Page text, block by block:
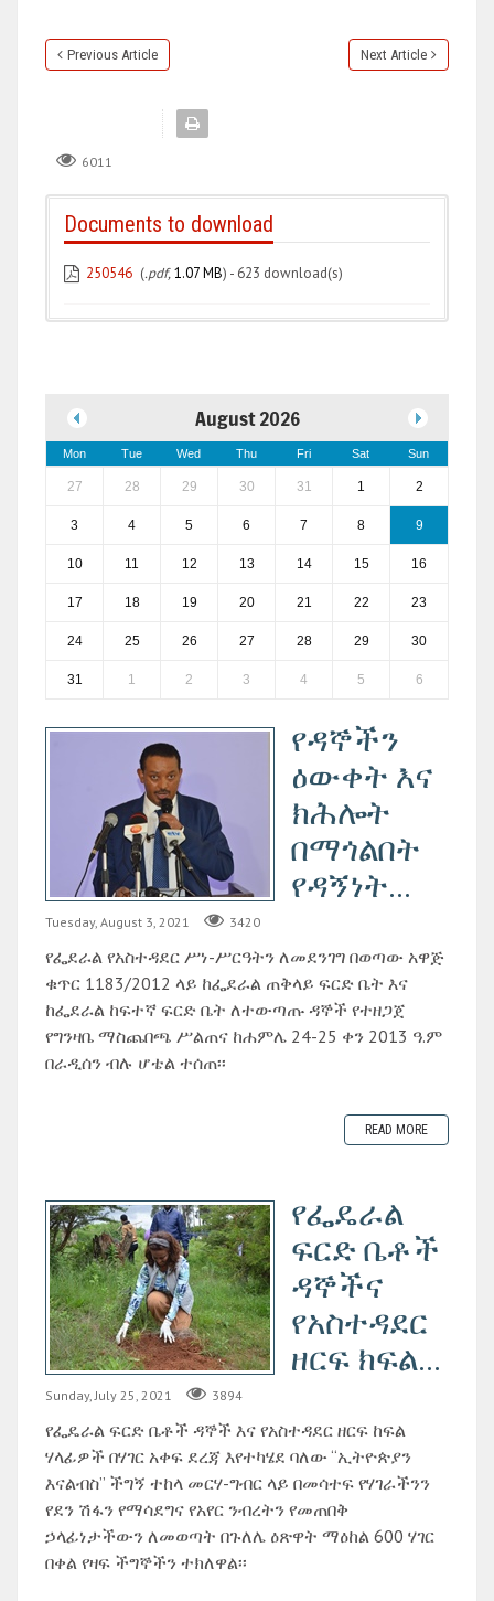
Previous Article Next Article
6011
Documents to download
250546 (.pdf,1.07 MB) - 623 download(s)
August 2026
Mon Tue Wed Thu Fri Sat Sun
27 28 29 30 31 1 2
3 4 5 6 7 8 9
10 11 12 13 14 15 16
17 18 19 20 21 22 23
24 25 26 27 28 29 30
31 1 2 3 4 5 6
የዳኞችን
ዕውቀት እና
ክሕሎት
በማጎልበት
የዳኝነት...
Tuesday, August 3, 2021 3420
የፌደራል የአስተዳደር ሥነ-ሥርዓትን ለመደንገግ በወጣው አዋጅ
ቁጥር 1183/2012 ላይ ከፌደራል ጠቅላይ ፍርድ ቤት እና
ከፌደራል ከፍተኛ ፍርድ ቤት ለተውጣጡ ዳኞች የተዘጋጀ
የግንዛቤ ማስጨበጫ ሥልጠና ከሐምሌ 24-25 ቀን 2013 ዓ.ም
በራዲሰን ብሉ ሆቴል ተሰጠ፡፡
READ MORE
የፌዴራል
ፍርድ ቤቶች
ዳኞችና
የአስተዳደር
ዘርፍ ክፍል...
Sunday, July 25, 2021 3894
የፌዴራል ፍርድ ቤቶች ዳኞች እና የአስተዳደር ዘርፍ ከፍል
ሃላፊዎች በሃገር አቀፍ ደረጃ እየተካሄደ ባለው “ኢትዮጵያን
እናልብስ” ችግኝ ተከላ መርሃ-ግብር ላይ በመሳተፍ የሃገራችንን
የደን ሽፋን የማሳደግና የአየር ንብረትን የመጠበቅ
ኃላፊነታችውን ለመወጣት በጉለሌ ዕጽዋት ማዕከል 600 ሃገር
በቀል የዛፍ ችግኞችን ተክለዋል፡፡